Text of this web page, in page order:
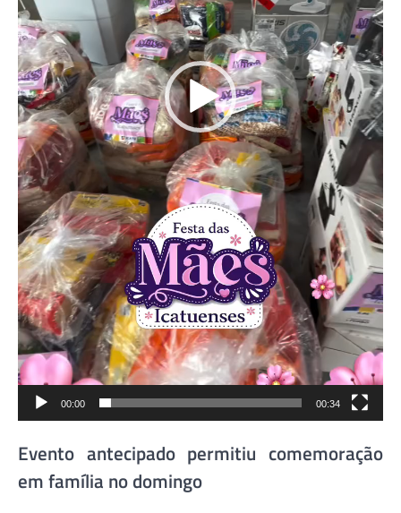
00:00 00:34
Evento antecipado permitiu comemoração
em família no domingo